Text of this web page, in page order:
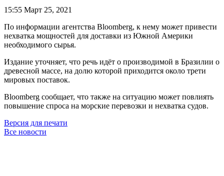
15:55 Март 25, 2021
По информации агентства Bloomberg, к нему может привести
нехватка мощностей для доставки из Южной Америки
необходимого сырья.
Издание уточняет, что речь идёт о производимой в Бразилии о
древесной массе, на долю которой приходится около трети
мировых поставок.
Bloomberg сообщает, что также на ситуацию может повлиять
повышение спроса на морские перевозки и нехватка судов.
Версия для печати
Все новости